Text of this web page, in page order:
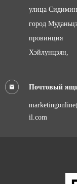
улица
город
провинция
Хэйлунцзян,
Почтовый
il.com